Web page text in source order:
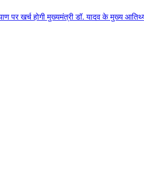
डॉ. यादव के मुख्य आतिथ्य में ग्वालियर